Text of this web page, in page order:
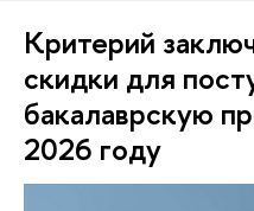
Критерий
скидки для
бакалаврскую
2026 году